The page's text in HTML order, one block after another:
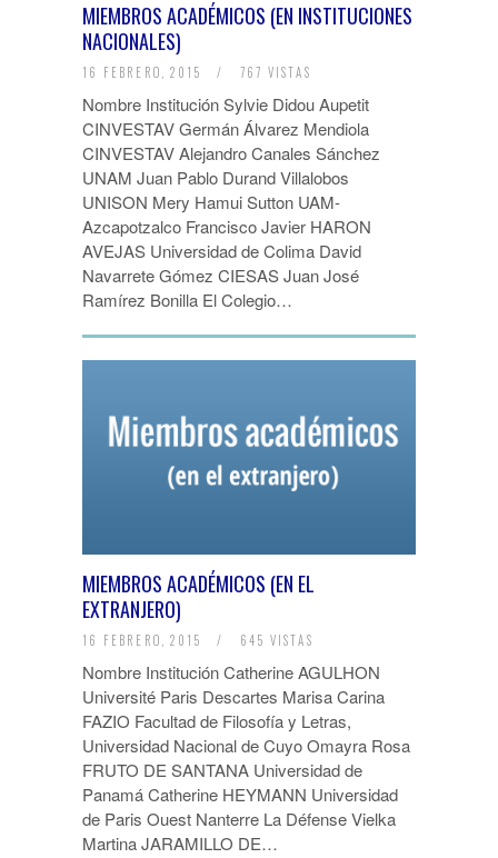
MIEMBROS ACADÉMICOS (EN INSTITUCIONES
NACIONALES)
16 FEBRERO, 2015 / 767 VISTAS
Nombre Institución Sylvie Didou Aupetit
CINVESTAV Germán Álvarez Mendiola
CINVESTAV Alejandro Canales Sánchez
UNAM Juan Pablo Durand Villalobos
UNISON Mery Hamui Sutton UAM-
Azcapotzalco Francisco Javier HARON
AVEJAS Universidad de Colima David
Navarrete Gómez CIESAS Juan José
Ramírez Bonilla El Colegio…
MIEMBROS ACADÉMICOS (EN EL
EXTRANJERO)
16 FEBRERO, 2015 / 645 VISTAS
Nombre Institución Catherine AGULHON
Université Paris Descartes Marisa Carina
FAZIO Facultad de Filosofía y Letras,
Universidad Nacional de Cuyo Omayra Rosa
FRUTO DE SANTANA Universidad de
Panamá Catherine HEYMANN Universidad
de Paris Ouest Nanterre La Défense Vielka
Martina JARAMILLO DE…